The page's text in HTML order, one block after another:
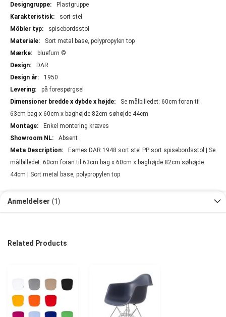
Plastgruppe
sort stel
spisebordsstol
Sort metal base, polypropylen top
bluefurn ©
DAR
1950
på forespørgsel
Se målbilledet: 60cm foran til
63cm bag x 60cm x baghøjde 82cm søhøjde 44cm
Enkel montering kræves
Absent
Eames DAR 1948 sort stel PP sort spisebordsstol | Se
målbilledet: 60cm foran til 63cm bag x 60cm x baghøjde 82cm søhøjde
44cm | Sort metal base, polypropylen top
Anmeldelser 1
Related Products